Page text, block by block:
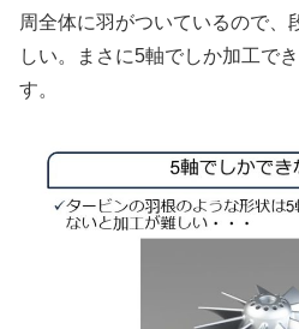
周全体に羽がついているので、
しい。まさに5軸でしか加工で
す。